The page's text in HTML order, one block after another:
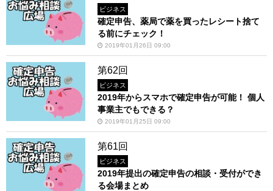
ビジネス
確定申告、薬局で薬を買ったレシート捨て
る前にチェック！
2019年01月26日 09:00
第62回
ビジネス
2019年からスマホで確定申告が可能！ 個人
事業主でもできる？
2019年01月25日 09:00
第61回
ビジネス
2019年提出の確定申告の相談・受付ができ
る会場まとめ